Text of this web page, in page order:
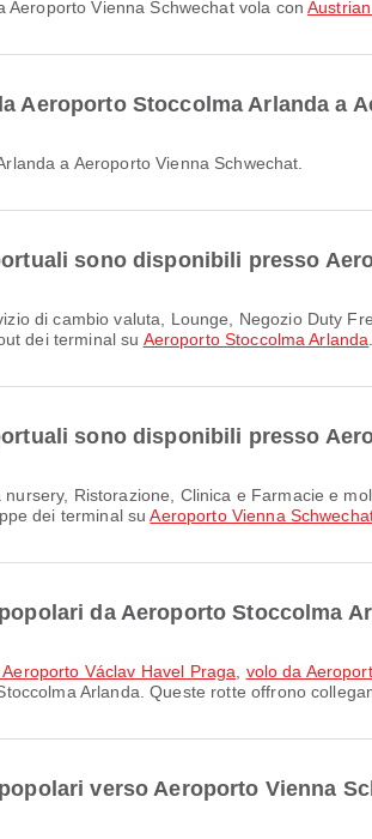
Aeroporto Vienna Schwechat vola con
Aeroporto Stoccolma Arlanda a
a Aeroporto Vienna Schwechat.
sono disponibili presso
dei terminal su Aeroporto Stoccolma Arlanda
sono disponibili presso
dei terminal suAeroporto Vienna
da Aeroporto Stoccolma
Václav Havel Praga volo da
Arlanda. Queste rotte offrono
verso Aeroporto Vienna